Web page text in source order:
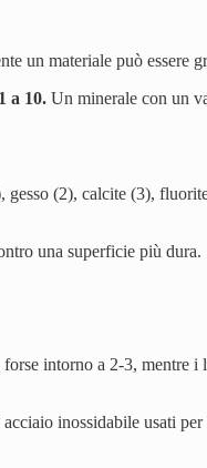
un materiale può essere
a 10. Un minerale con un
(2), calcite (3),
una superficie più dura.
intorno a 2-3, mentre
inossidabile usati per